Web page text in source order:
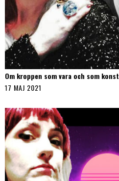
Om kroppen som vara och som konst
17 MAJ 2021